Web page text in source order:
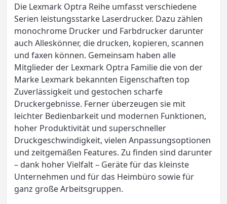
Die Lexmark Optra Reihe umfasst verschiedene
Serien leistungsstarke Laserdrucker. Dazu zählen
monochrome Drucker und Farbdrucker darunter
auch Alleskönner, die drucken, kopieren, scannen
und faxen können. Gemeinsam haben alle
Mitglieder der Lexmark Optra Familie die von der
Marke Lexmark bekannten Eigenschaften top
Zuverlässigkeit und gestochen scharfe
Druckergebnisse. Ferner überzeugen sie mit
leichter Bedienbarkeit und modernen Funktionen,
hoher Produktivität und superschneller
Druckgeschwindigkeit, vielen Anpassungsoptionen
und zeitgemäßen Features. Zu finden sind darunter
– dank hoher Vielfalt – Geräte für das kleinste
Unternehmen und für das Heimbüro sowie für
ganz große Arbeitsgruppen.